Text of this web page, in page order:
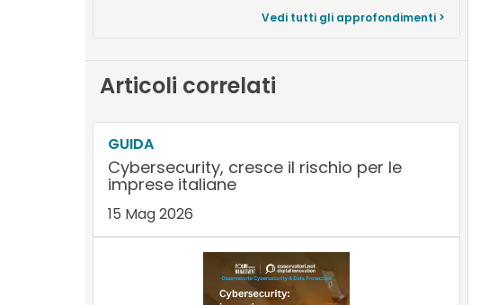
Vedi tutti gli approfondimenti >
Articoli correlati
GUIDA
Cybersecurity, cresce il rischio per le
imprese italiane
15 Mag 2026